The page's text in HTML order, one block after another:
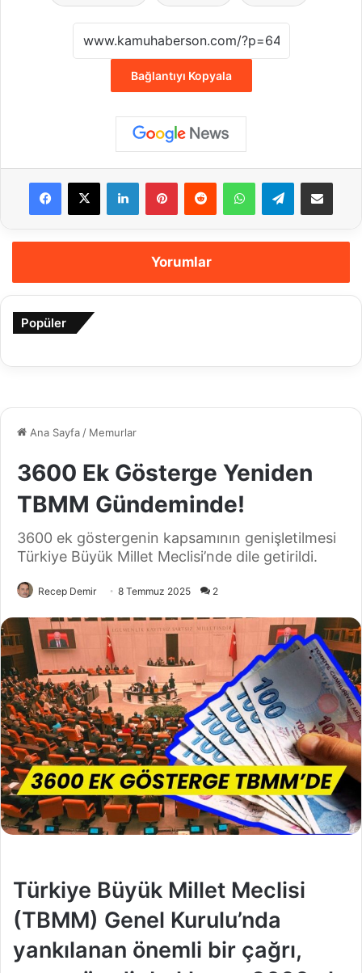
Bağlantıyı Kopyala
Facebook
X LinkedInPinterestReddit WhatsAppTelegramE-Posta ile
Yorumlar
Popüler